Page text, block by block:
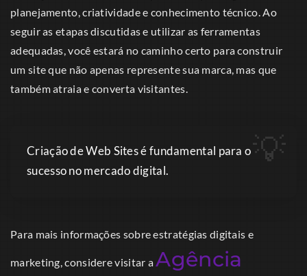
planejamento, criatividade e conhecimento técnico. Ao
seguir as etapas discutidas e utilizar as ferramentas
adequadas, você estará no caminho certo para construir
um site que não apenas represente sua marca, mas que
também atraia e converta visitantes.
Criação de Web Sites é fundamental para o
sucesso no mercado digital.
Para mais informações sobre estratégias digitais e
marketing, considere visitar aAgência